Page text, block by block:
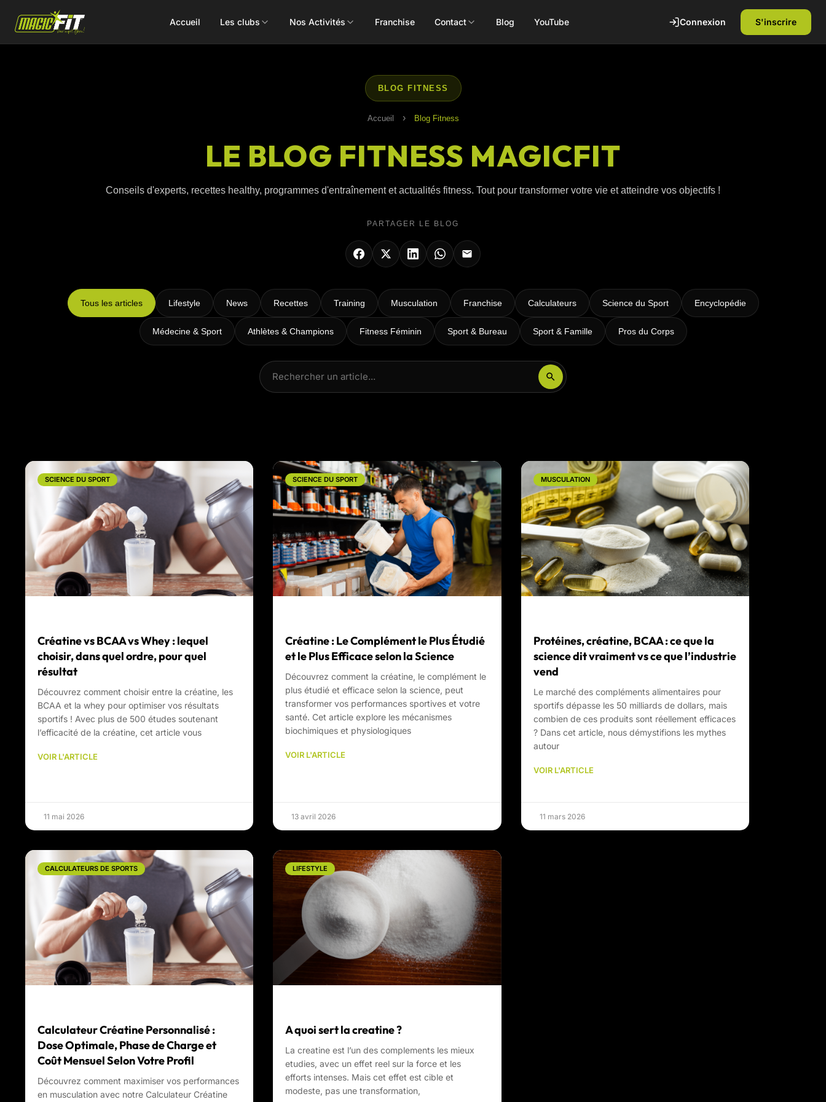
Accueil Les clubs Nos Activités
Renforcement
Intensifs
Cardio
Small Group
Perso
Les Mills
Concept
ALEOP
Aléop Cardio
Aléop Force
Aléop Fight
Booty Shape
Pôle Santé
Zumba Kids
Danse Kids
Franchise Contact Blog YouTube Connexion S'inscrire
BLOG FITNESS
Accueil › Blog Fitness
LE BLOG FITNESS MAGICFIT
Conseils d'experts, recettes healthy, programmes d'entraînement et actualités fitness. Tout pour transformer votre vie et atteindre vos objectifs !
PARTAGER LE BLOG
Tous les articles Lifestyle News Recettes Training Musculation Franchise Calculateurs Science du Sport Encyclopédie
Médecine & Sport Athlètes & Champions Fitness Féminin Sport & Bureau Sport & Famille Pros du Corps
SCIENCE DU SPORT
Créatine vs BCAA vs Whey : lequel
choisir, dans quel ordre, pour quel
résultat
Découvrez comment choisir entre la créatine, les
BCAA et la whey pour optimiser vos résultats
sportifs ! Avec plus de 500 études soutenant
l’efficacité de la créatine, cet article vous
VOIR L'ARTICLE
11 mai 2026
SCIENCE DU SPORT
Créatine : Le Complément le Plus Étudié
et le Plus Efficace selon la Science
Découvrez comment la créatine, le complément le
plus étudié et efficace selon la science, peut
transformer vos performances sportives et votre
santé. Cet article explore les mécanismes
biochimiques et physiologiques
VOIR L'ARTICLE
13 avril 2026
MUSCULATION
Protéines, créatine, BCAA : ce que la
science dit vraiment vs ce que l’industrie
vend
Le marché des compléments alimentaires pour
sportifs dépasse les 50 milliards de dollars, mais
combien de ces produits sont réellement efficaces
? Dans cet article, nous démystifions les mythes
autour
VOIR L'ARTICLE
11 mars 2026
CALCULATEURS DE SPORTS
Calculateur Créatine Personnalisé :
Dose Optimale, Phase de Charge et
Coût Mensuel Selon Votre Profil
Découvrez comment maximiser vos performances
en musculation avec notre Calculateur Créatine
LIFESTYLE
A quoi sert la creatine ?
La creatine est l’un des complements les mieux
etudies, avec un effet reel sur la force et les
efforts intenses. Mais cet effet est cible et
modeste, pas une transformation,